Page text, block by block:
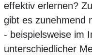
effektiv erlernen?
gibt es zunehmend
- beispielsweise im
unterschiedlicher